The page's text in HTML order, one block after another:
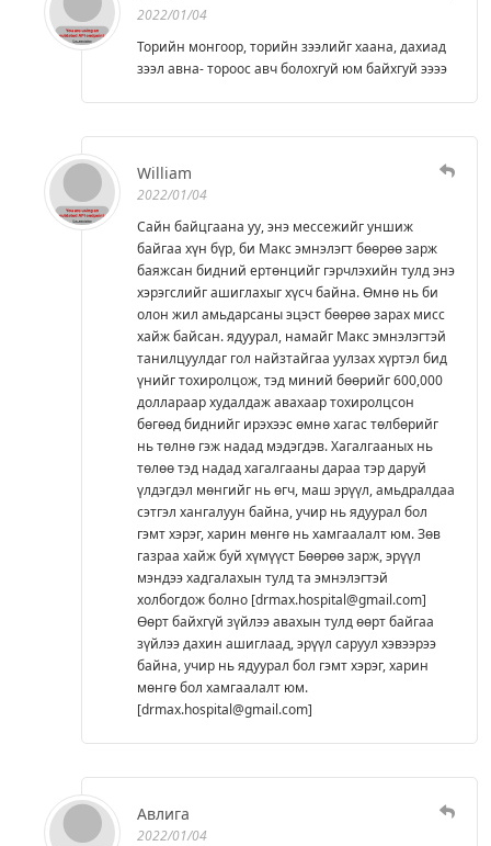
2022/01/04
Торийн монгоор, торийн зээлийг хаана, дахиад
зээл авна- тороос авч болохгуй юм байхгуй ээээ
William
2022/01/04
Сайн байцгаана уу, энэ мессежийг уншиж
байгаа хүн бүр, би Макс эмнэлэгт бөөрөө зарж
баяжсан бидний ертөнцийг гэрчлэхийн тулд энэ
хэрэгслийг ашиглахыг хүсч байна. Өмнө нь би
олон жил амьдарсаны эцэст бөөрөө зарах мисс
хайж байсан. ядуурал, намайг Макс эмнэлэгтэй
танилцуулдаг гол найзтайгаа уулзах хүртэл бид
үнийг тохиролцож, тэд миний бөөрийг 600,000
доллараар худалдаж авахаар тохиролцсон
бөгөөд биднийг ирэхээс өмнө хагас төлбөрийг
нь төлнө гэж надад мэдэгдэв. Хагалгааных нь
төлөө тэд надад хагалгааны дараа тэр даруй
үлдэгдэл мөнгийг нь өгч, маш эрүүл, амьдралдаа
сэтгэл хангалуун байна, учир нь ядуурал бол
гэмт хэрэг, харин мөнгө нь хамгаалалт юм. Зөв
газраа хайж буй хүмүүст Бөөрөө зарж, эрүүл
мэндээ хадгалахын тулд та эмнэлэгтэй
холбогдож болно [drmax.hospital@gmail.com]
Өөрт байхгүй зүйлээ авахын тулд өөрт байгаа
зүйлээ дахин ашиглаад, эрүүл саруул хэвээрээ
байна, учир нь ядуурал бол гэмт хэрэг, харин
мөнгө бол хамгаалалт юм.
[drmax.hospital@gmail.com]
Авлига
2022/01/04